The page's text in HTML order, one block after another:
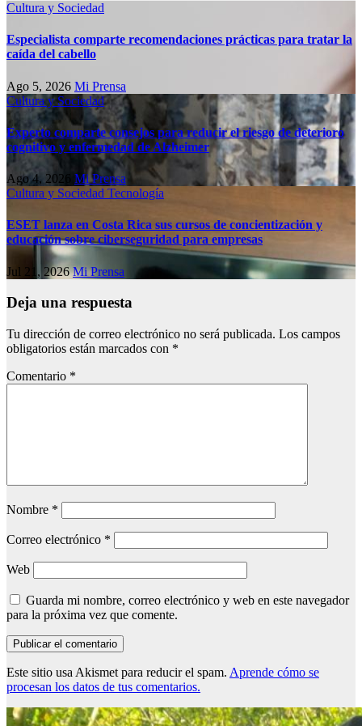
Cultura y Sociedad
Especialista comparte recomendaciones prácticas para tratar la
caída del cabello
Ago 5, 2026 Mi Prensa
Cultura y Sociedad
Experto comparte consejos para reducir el riesgo de deterioro
cognitivo у enfermedad de Alzheimer
Ago 4, 2026 Mi Prensa
Cultura y Sociedad Tecnología
ESET lanza en Costa Rica sus cursos de concientización y
educación sobre ciberseguridad para empresas
Jul 21, 2026Mi Prensa
Deja una respuesta
Tu dirección de correo electrónico no será publicada. Los campos
obligatorios están marcados con *
Comentario *
Nombre *
Correo electrónico *
Web
Guarda mi nombre, correo electrónico y web en este navegador
para la próxima vez que comente.
Este sitio usa Akismet para reducir el spam. Aprende cómo se
procesan los datos de tus comentarios.